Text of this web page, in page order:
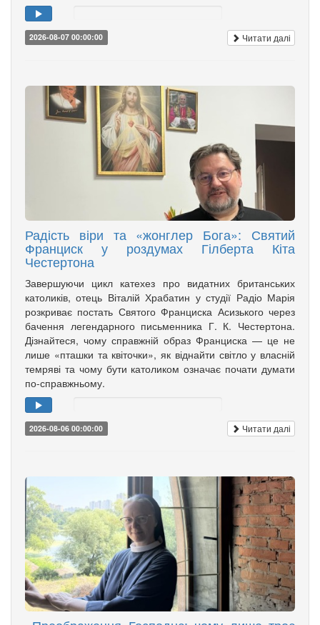
2026-08-07 00:00:00 Читати далі
Радість віри та «жонглер Бога»: Святий
Франциск у роздумах Гілберта Кіта
Честертона
Завершуючи цикл катехез про видатних британських
католиків, отець Віталій Храбатин у студії Радіо Марія
розкриває постать Святого Франциска Асизького через
бачення легендарного письменника Г. К. Честертона.
Дізнайтеся, чому справжній образ Франциска — це не
лише «пташки та квіточки», як віднайти світло у власній
темряві та чому бути католиком означає почати думати
по-справжньому.
2026-08-06 00:00:00 Читати далі